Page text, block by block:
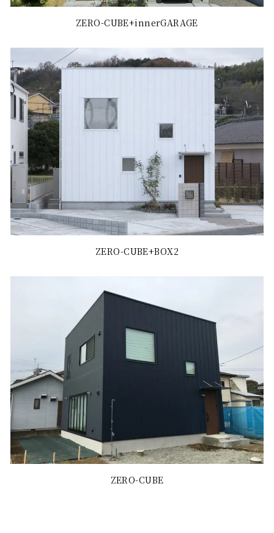
ZERO-CUBE+innerGARAGE
ZERO-CUBE+BOX2
ZERO-CUBE